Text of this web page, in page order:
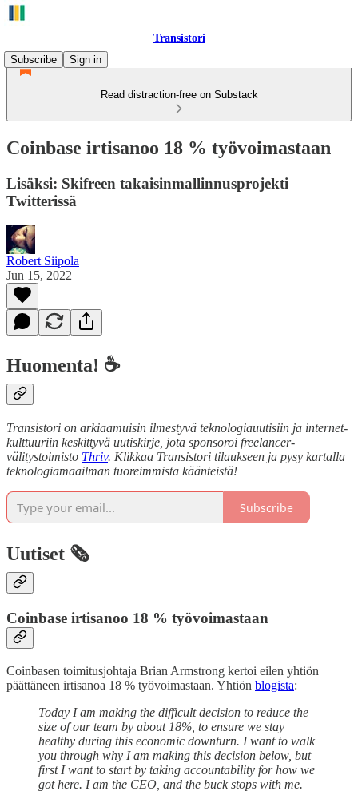
Transistori
Subscribe
Sign in
Read distraction-free on Substack
Coinbase irtisanoo 18 % työvoimastaan
Lisäksi: Skifreen takaisinmallinnusprojekti
Twitterissä
Robert Siipola
Jun 15, 2022
Huomenta! ☕
Transistori on arkiaamuisin ilmestyvä teknologiauutisiin ja internet-
kulttuuriin keskittyvä uutiskirje, jota sponsoroi freelancer-
välitystoimisto Thriv. Klikkaa Transistori tilaukseen ja pysy kartalla
teknologiamaailman tuoreimmista käänteistä!
Subscribe
Uutiset 🗞️
Coinbase irtisanoo 18 % työvoimastaan
Coinbasen toimitusjohtaja Brian Armstrong kertoi eilen yhtiön
päättäneen irtisanoa 18 % työvoimastaan. Yhtiön blogista:
Today I am making the difficult decision to reduce the
size of our team by about 18%, to ensure we stay
healthy during this economic downturn. I want to walk
you through why I am making this decision below, but
first I want to start by taking accountability for how we
got here. I am the CEO, and the buck stops with me.